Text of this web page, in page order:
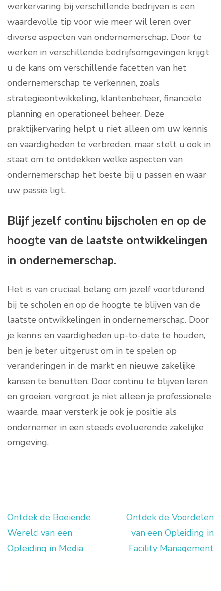
werkervaring bij verschillende bedrijven is een
waardevolle tip voor wie meer wil leren over
diverse aspecten van ondernemerschap. Door te
werken in verschillende bedrijfsomgevingen krijgt
u de kans om verschillende facetten van het
ondernemerschap te verkennen, zoals
strategieontwikkeling, klantenbeheer, financiële
planning en operationeel beheer. Deze
praktijkervaring helpt u niet alleen om uw kennis
en vaardigheden te verbreden, maar stelt u ook in
staat om te ontdekken welke aspecten van
ondernemerschap het beste bij u passen en waar
uw passie ligt.
Blijf jezelf continu bijscholen en op de
hoogte van de laatste ontwikkelingen
in ondernemerschap.
Het is van cruciaal belang om jezelf voortdurend
bij te scholen en op de hoogte te blijven van de
laatste ontwikkelingen in ondernemerschap. Door
je kennis en vaardigheden up-to-date te houden,
ben je beter uitgerust om in te spelen op
veranderingen in de markt en nieuwe zakelijke
kansen te benutten. Door continu te blijven leren
en groeien, vergroot je niet alleen je professionele
waarde, maar versterk je ook je positie als
ondernemer in een steeds evoluerende zakelijke
omgeving.
Berichtnavigatie
Ontdek de Boeiende
Wereld van een
Opleiding in Media
Ontdek de Voordelen
van een Opleiding in
Facility Management